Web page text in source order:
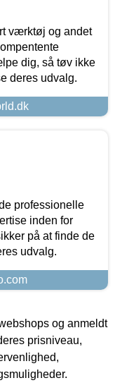
værktøj og andet
dig, så tøv ikke
deres udvalg.
professionelle
inden for
på at finde de
udvalg.
og anmeldt
prisniveau,